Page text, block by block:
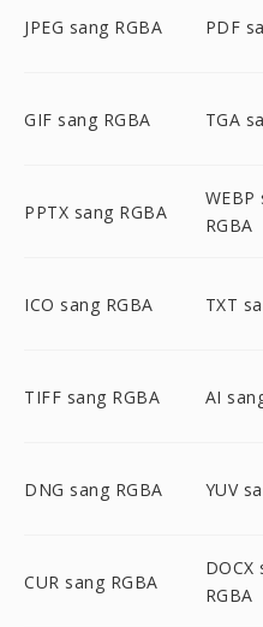
JPEG sang RGBA PDF
GIF sang RGBA TGA
PPTX sang RGBA
WEBP
RGBA
ICO sang RGBA TXT
TIFF sang RGBA AI
DNG sang RGBA YUV
CUR sang RGBA
DOCX
RGBA